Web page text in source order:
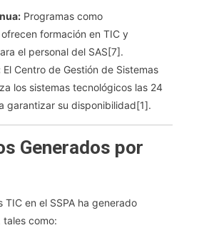
Programas como
formación en TIC y
el personal del SAS[7].
El Centro de Gestión de Sistemas
los sistemas tecnológicos las 24
garantizar su disponibilidad[1].
Generados por
TIC en el SSPA ha generado
tales como: